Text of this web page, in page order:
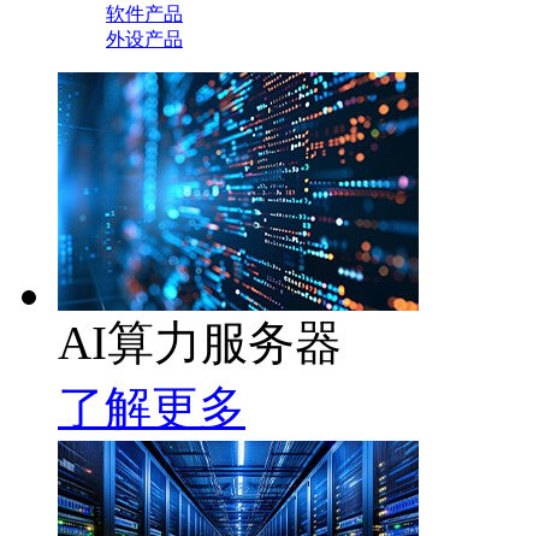
软件产品
外设产品
AI算力服务器
了解更多